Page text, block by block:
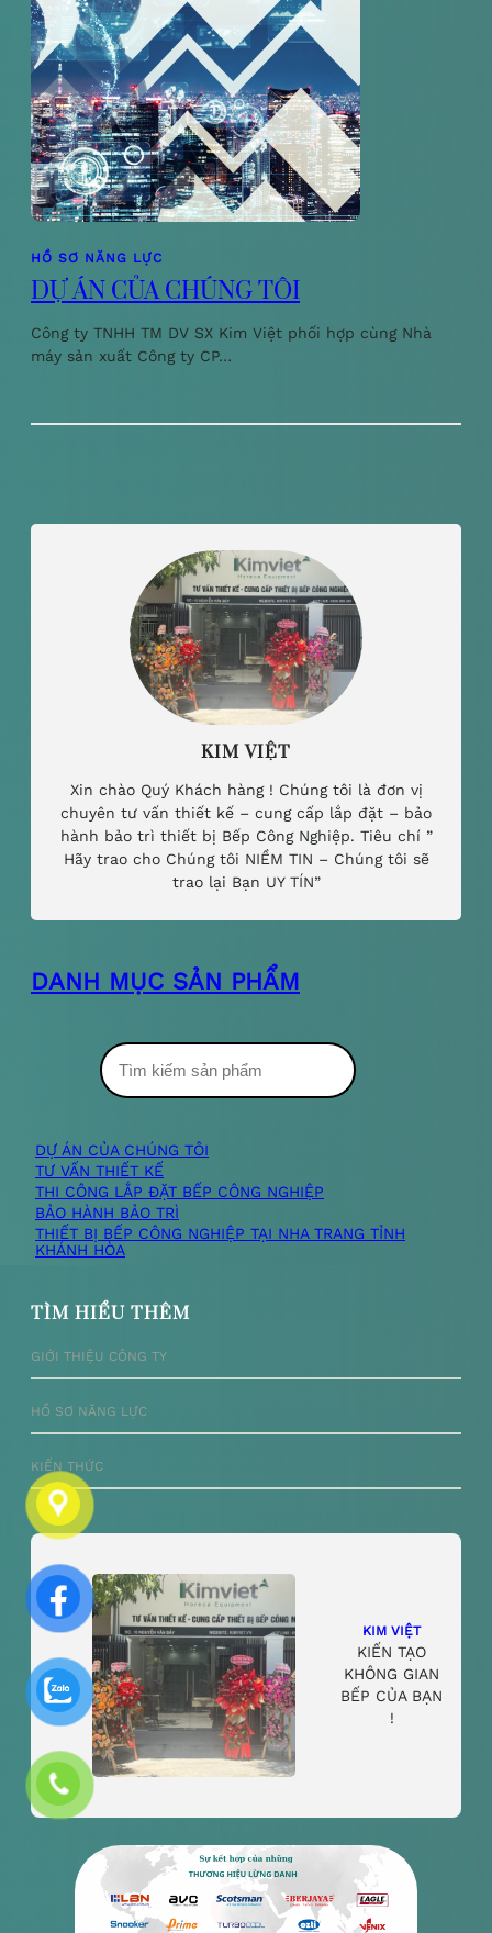
HỒ SƠ NĂNG LỰC
DỰ ÁN CỦA CHÚNG TÔI
Công ty TNHH TM DV SX Kim Việt phối hợp cùng Nhà
máy sản xuất Công ty CP…
KIM VIỆT
Xin chào Quý Khách hàng ! Chúng tôi là đơn vị
chuyên tư vấn thiết kế – cung cấp lắp đặt – bảo
hành bảo trì thiết bị Bếp Công Nghiệp. Tiêu chí ”
Hãy trao cho Chúng tôi NIỀM TIN – Chúng tôi sẽ
trao lại Bạn UY TÍN”
DANH MỤC SẢN PHẨM
m
k
i
ế
m
DỰ ÁN CỦA CHÚNG TÔI
TƯ VẤN THIẾT KẾ
THI CÔNG LẮP ĐẶT BẾP CÔNG NGHIỆP
BẢO HÀNH BẢO TRÌ
THIẾT BỊ BẾP CÔNG NGHIỆP TẠI NHA TRANG TỈNH
KHÁNH HÒA
TÌM HIỂU THÊM
GIỚI THIỆU CÔNG TY
HỒ SƠ NĂNG LỰC
KIẾN THỨC
KIM VIỆT
KIẾN TẠO
KHÔNG GIAN
BẾP CỦA BẠN
!